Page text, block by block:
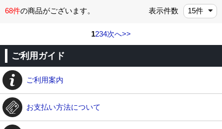
68件の商品がございます。 表示件数
1234次へ>>
ご利用ガイド
ご利用案内
お支払い方法について